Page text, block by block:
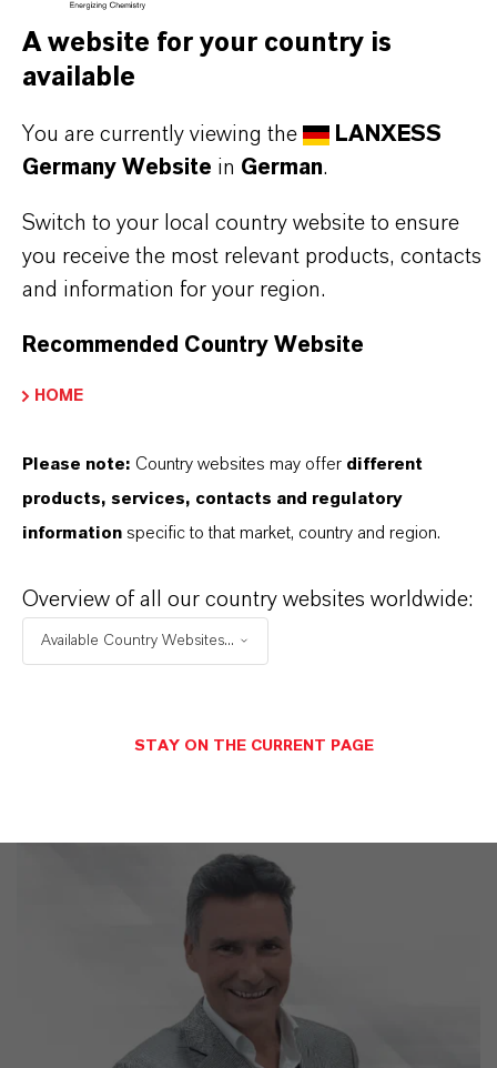
DARUMLANXESS!
wir weit mehr als nur hochwertige Produkte: Wir
stehen für Zuverlässigkeit, Innovationskraft und
partnerschaftliches Denken. Im Mittelpunkt
unseres Handelns stehen jedoch Sie: unsere
Kunden. Unsere Kunden profitieren von
und einem tiefen Verständnis ihrer Märkte. Hier
finden Sie gleich elf überzeugende Gründe, warum
ist.
IM MITTELPUNKT STEHEN SIE: UNSERE
11 Gründe, warum LANXESS der richtige
Partner für Ihr Unternehmen ist
A website for your country is
available
You are currently viewing the
LANXESS
Germany Website in German.
Switch to your local country website to ensure
you receive the most relevant products, contacts
and information for your region.
Recommended Country Website
HOME
Please note: Country websites may offer different
products, services, contacts and regulatory
information specific to that market, country and region.
Overview of all our country websites worldwide:
Available Country Websites...
STAY ON THE CURRENT PAGE